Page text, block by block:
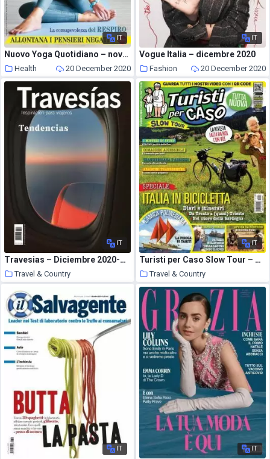
IT
Nuovo Yoga Quotidiano – novembre 2020
Health 20 December 2020
IT
Vogue Italia – dicembre 2020
Fashion 20 December 2020
IT
Travesias – Diciembre 2020-Enero 2021
Travel & Country
IT
Turisti per Caso Slow Tour – Novembre 2020
Travel & Country
20 December 2020
IT IT